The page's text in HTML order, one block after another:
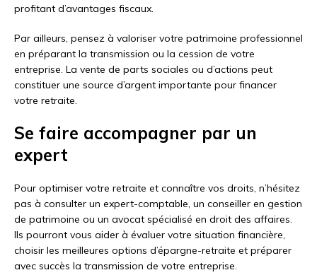
profitant d’avantages fiscaux.
Par ailleurs, pensez à valoriser votre patrimoine professionnel
en préparant la transmission ou la cession de votre
entreprise. La vente de parts sociales ou d’actions peut
constituer une source d’argent importante pour financer
votre retraite.
Se faire accompagner par un
expert
Pour optimiser votre retraite et connaître vos droits, n’hésitez
pas à consulter un expert-comptable, un conseiller en gestion
de patrimoine ou un avocat spécialisé en droit des affaires.
Ils pourront vous aider à évaluer votre situation financière,
choisir les meilleures options d’épargne-retraite et préparer
avec succès la transmission de votre entreprise.